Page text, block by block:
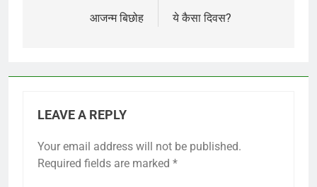
navigationआजन्म बिछोह
ये कैसा दिवस?
LEAVE A REPLY
Your email address will not be published.
Required fields are marked *